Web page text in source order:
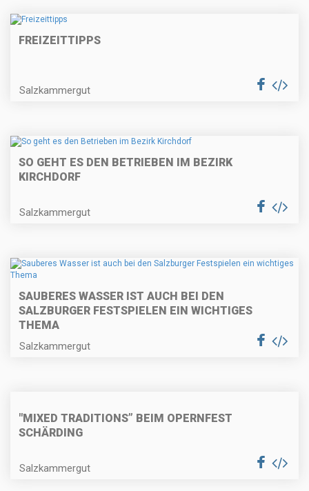
FREIZEITTIPPS
Salzkammergut
SO GEHT ES DEN BETRIEBEN IM BEZIRK
KIRCHDORF
Salzkammergut
SAUBERES WASSER IST AUCH BEI DEN
SALZBURGER FESTSPIELEN EIN WICHTIGES
THEMA
Salzkammergut
"MIXED TRADITIONS” BEIM OPERNFEST
SCHÄRDING
Salzkammergut